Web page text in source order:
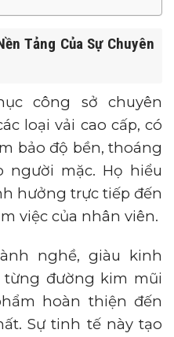
Tảng Của Sự Chuyên
công sở chuyên
loại vải cao cấp, có
bảo độ bền, thoáng
người mặc. Họ hiểu
hưởng trực tiếp đến
việc của nhân viên.
nghề, giàu kinh
đường kim mũi
hoàn thiện đến
Sự tinh tế này tạo